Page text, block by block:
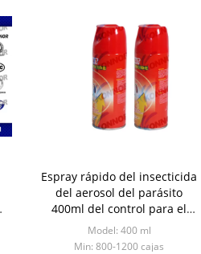
Espray rápido del insecticida
del aerosol del parásito
400ml del control para el
hogar/la barra/la casa
Model: 400 ml
Min: 800-1200 cajas